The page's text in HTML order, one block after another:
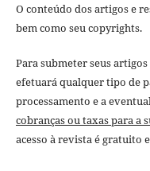
O conteúdo dos artigos e
bem como seu copyrights.
Para submeter seus
efetuará qualquer tipo de
processamento e a
cobranças ou taxas para a
acesso à revista é gratuito